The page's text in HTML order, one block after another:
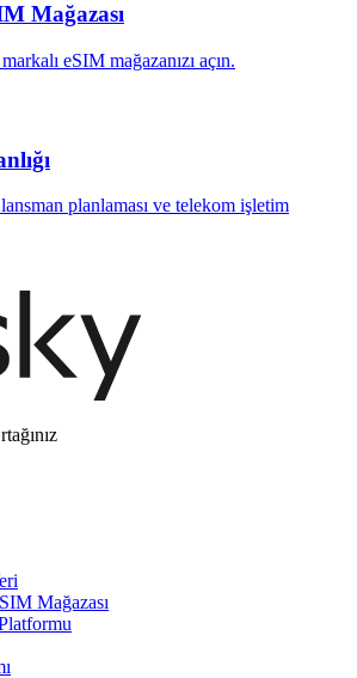
Mağazası
eSIM mağazanızı açın.
planlaması ve telekom işletim
Mağazası